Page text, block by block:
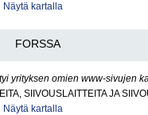
Näytä kartalla
FORSSA
yrityksen omien www-sivujen
SIIVOUSLAITTEITA JA
Näytä kartalla